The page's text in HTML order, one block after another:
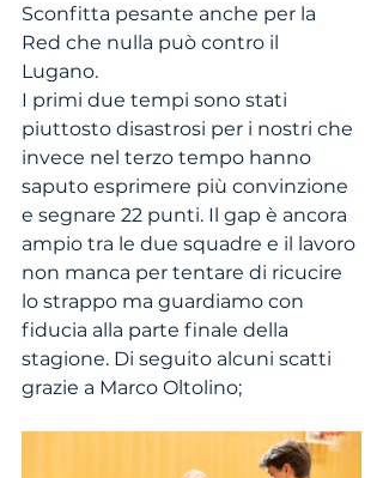
Sconfitta pesante anche per la
Red che nulla può contro il
Lugano.
I primi due tempi sono stati
piuttosto disastrosi per i nostri che
invece nel terzo tempo hanno
saputo esprimere più convinzione
e segnare 22 punti. Il gap è ancora
ampio tra le due squadre e il lavoro
non manca per tentare di ricucire
lo strappo ma guardiamo con
fiducia alla parte finale della
stagione. Di seguito alcuni scatti
grazie a Marco Oltolino;